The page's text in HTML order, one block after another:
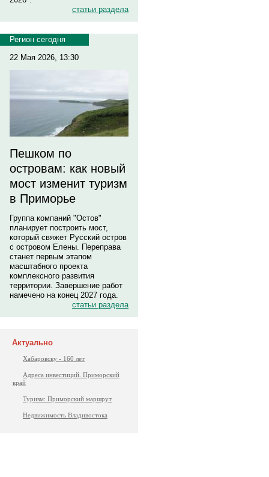
статьи раздела
Регион сегодня
22 Мая 2026, 13:30
Пешком по
островам: как новый
мост изменит туризм
в Приморье
Группа компаний "Остов"
планирует построить мост,
который свяжет Русский остров
с островом Елены. Переправа
станет первым этапом
масштабного проекта
комплексного развития
территории. Завершение работ
намечено на конец 2027 года.
статьи раздела
Актуально
Хабаровску - 160 лет
Адреса инвестиций. Приморский
край
Туризм: Приморский маршрут
Недвижимость Владивостока